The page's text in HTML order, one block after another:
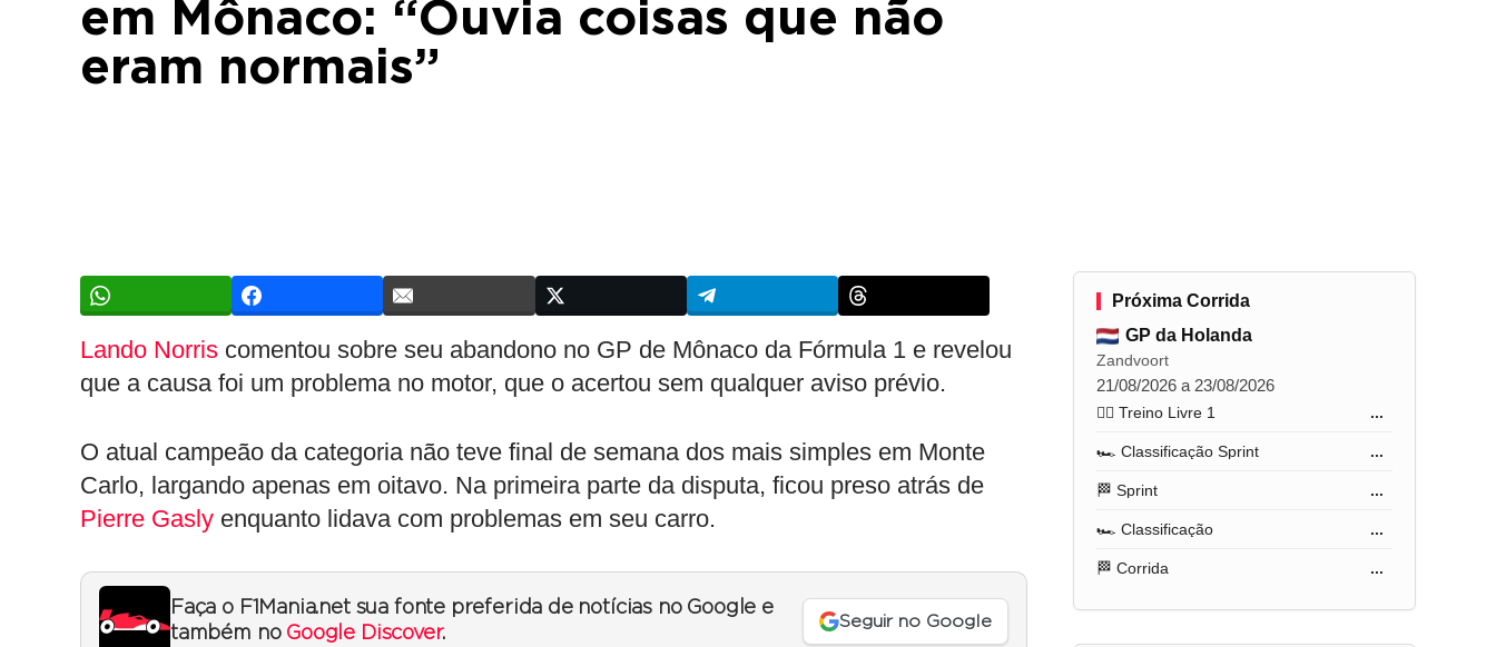
em Mônaco: “Ouvia coisas que não
eram normais”
Lando Norris comentou sobre seu abandono no GP de Mônaco da Fórmula 1 e revelou
que a causa foi um problema no motor, que o acertou sem qualquer aviso prévio.
O atual campeão da categoria não teve final de semana dos mais simples em Monte
Carlo, largando apenas em oitavo. Na primeira parte da disputa, ficou preso atrás de
Pierre Gasly enquanto lidava com problemas em seu carro.
Faça o F1Mania.net sua fonte preferida de notícias no Google e
também no Google Discover.
Seguir no Google
Próxima Corrida
GP da Holanda
Zandvoort
21/08/2026 a 23/08/2026
🏋️‍♂️ Treino Livre 1 ...
🏎️ Classificação Sprint ...
🏁 Sprint ...
🏎️ Classificação ...
🏁 Corrida ...